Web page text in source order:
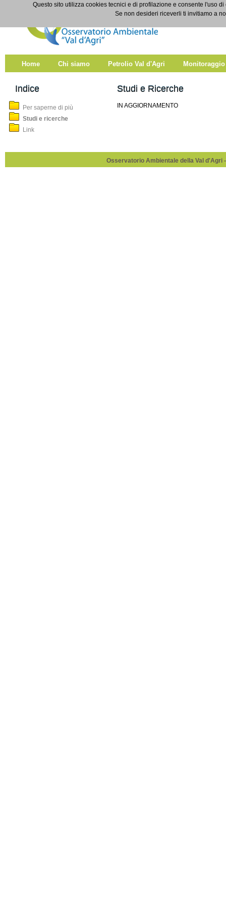
Salta al contenuto
Studi e ricerche
Home Chi siamo Petrolio Val d'Agri Monitoraggio
Indice
Per saperne di più
Studi e ricerche
Link
Studi e Ricerche
IN AGGIORNAMENTO
Osservatorio Ambientale della Val d'Agri
Questo sito utilizza cookies tecnici e di profilazione e consente l'uso
Se non desideri riceverli ti invitiamo a